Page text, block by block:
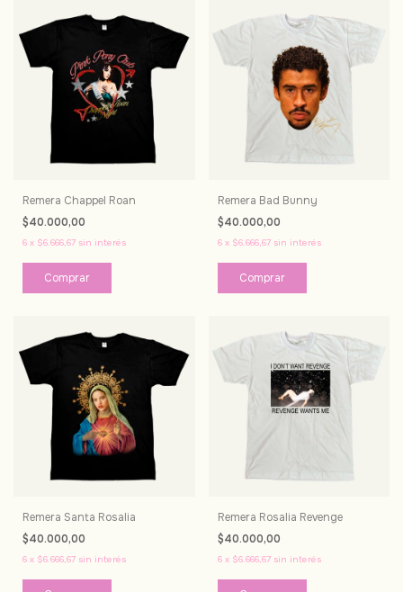
Remera Chappel Roan
$40.000,00
6 x $6.666,67 sin interés
Comprar
Remera Bad Bunny
$40.000,00
6 x $6.666,67 sin interés
Comprar
Remera Santa Rosalia
$40.000,00
6 x $6.666,67 sin interés
Remera Rosalia Revenge
$40.000,00
6 x $6.666,67 sin interés